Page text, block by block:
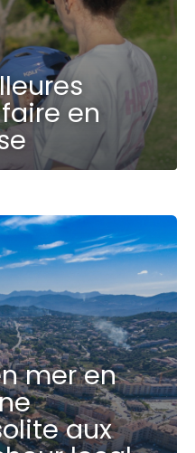
en
mer en
aux